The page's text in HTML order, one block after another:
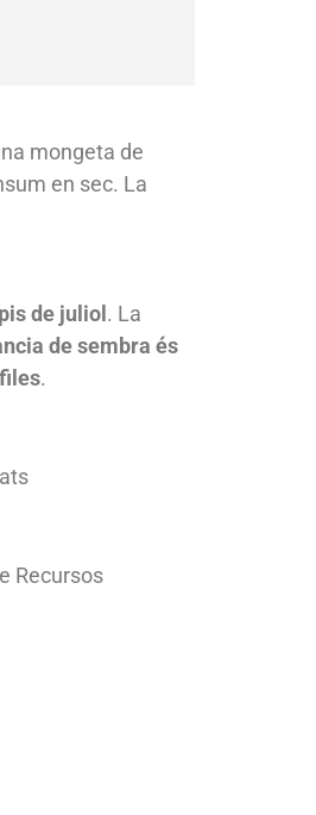
mongeta de
en sec. La
de juliol . La
de sembra és
.
Recursos